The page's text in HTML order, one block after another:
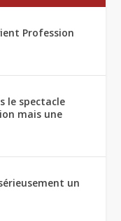
Profession
le spectacle
mais une
un